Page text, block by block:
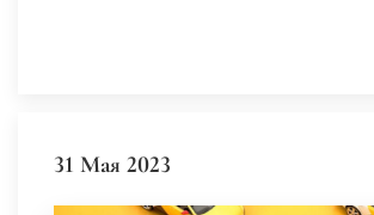
31 Мая 2023